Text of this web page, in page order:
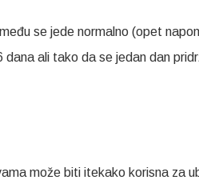
se jede normalno (opet
ali tako da se jedan dan
može biti itekako korisna za